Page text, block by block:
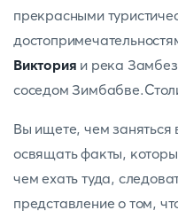
прекрасными
Виктория и река
соседом
Вы ищете, чем заняться
освящать факты,
чем ехать туда,
представление о том,